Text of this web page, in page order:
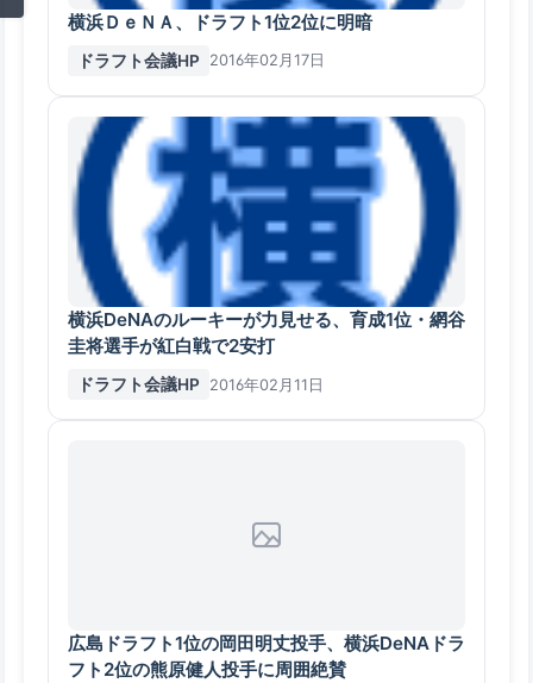
横浜ＤｅＮＡ、ドラフト1位2位に明暗
ドラフト会議HP 2016年02月17日
横浜DeNAのルーキーが力見せる、育成1位・網谷
圭将選手が紅白戦で2安打
ドラフト会議HP 2016年02月11日
広島ドラフト1位の岡田明丈投手、横浜DeNAドラ
フト2位の熊原健人投手に周囲絶賛